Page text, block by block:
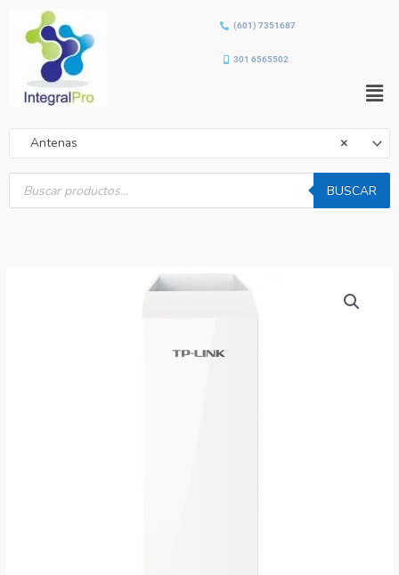
contenido
(601) 7351687
301 6565502
×
Antenas
Búsqueda
productos
BUSCAR